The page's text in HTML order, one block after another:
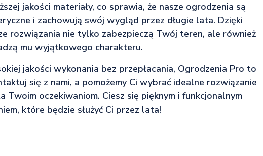
jakości materiały, co sprawia, że nasze ogrodzenia są
i zachowują swój wygląd przez długie lata. Dzięki
rozwiązania nie tylko zabezpieczą Twój teren, ale również
mu wyjątkowego charakteru.
jakości wykonania bez przepłacania, Ogrodzenia Pro to
się z nami, a pomożemy Ci wybrać idealne rozwiązanie
oczekiwaniom. Ciesz się pięknym i funkcjonalnym
które będzie służyć Ci przez lata!